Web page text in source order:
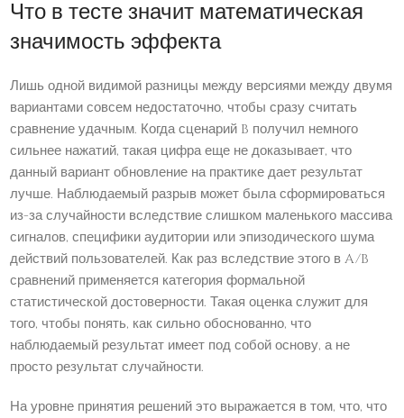
Что в тесте значит математическая
значимость эффекта
Лишь одной видимой разницы между версиями между двумя
вариантами совсем недостаточно, чтобы сразу считать
сравнение удачным. Когда сценарий B получил немного
сильнее нажатий, такая цифра еще не доказывает, что
данный вариант обновление на практике дает результат
лучше. Наблюдаемый разрыв может была сформироваться
из-за случайности вследствие слишком маленького массива
сигналов, специфики аудитории или эпизодического шума
действий пользователей. Как раз вследствие этого в A/B
сравнений применяется категория формальной
статистической достоверности. Такая оценка служит для
того, чтобы понять, как сильно обоснованно, что
наблюдаемый результат имеет под собой основу, а не
просто результат случайности.
На уровне принятия решений это выражается в том, что, что